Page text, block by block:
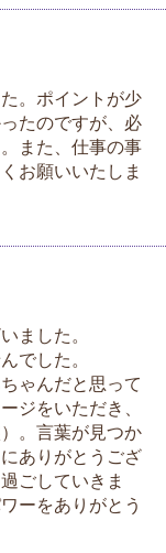
。ポイントが少
たのですが、必
また、仕事の事
お願いいたしま
ました。
でした。
ゃんだと思って
ジをいただき、
。言葉が見つか
ありがとうござ
ごしていきま
ーをありがとう